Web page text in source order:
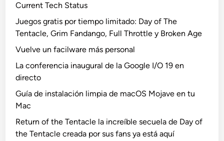
Current Tech Status
Juegos gratis por tiempo limitado: Day of The
Tentacle, Grim Fandango, Full Throttle y Broken Age
Vuelve un facilware más personal
La conferencia inaugural de la Google I/O 19 en
directo
Guía de instalación limpia de macOS Mojave en tu
Mac
Return of the Tentacle la increíble secuela de Day of
the Tentacle creada por sus fans ya está aquí